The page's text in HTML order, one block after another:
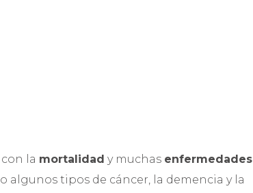
la mortalidad y muchas enfermedades
algunos tipos de cáncer, la demencia y la